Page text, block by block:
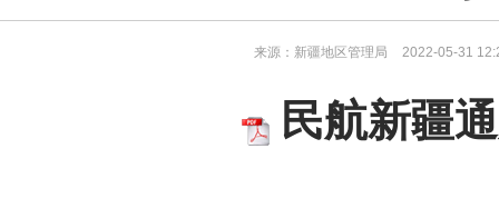
来源：新疆地区管理局 2022-05-31
民航新疆